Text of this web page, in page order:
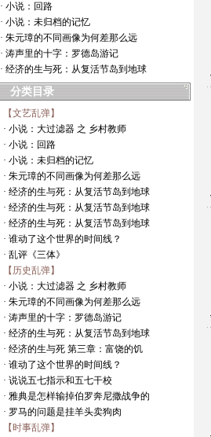
· 小说：回路
· 小说：未归档的记忆
· 朱元璋的不同画像为何差那么远
· 涛声里的十字：罗德岛游记
· 经济的生与死：从复活节岛到地球
分类目录
【文艺乱弹】
· 小说：大过滤器 之 乡村教师
· 小说：回路
· 小说：未归档的记忆
· 朱元璋的不同画像为何差那么远
· 经济的生与死：从复活节岛到地球
· 经济的生与死：从复活节岛到地球
· 经济的生与死：从复活节岛到地球
· 谁动了这个世界的时间线？
· 乱评《三体》
【历史乱弹】
· 小说：大过滤器 之 乡村教师
· 朱元璋的不同画像为何差那么远
· 涛声里的十字：罗德岛游记
· 经济的生与死：从复活节岛到地球
· 经济的生与死 第三章：富饶的饥
· 谁动了这个世界的时间线？
· 说说五七指示和五七干校
· 雅典是怎样输掉伯罗奔尼撒战争的
· 罗马的问题是挂羊头卖狗肉
【时事乱弹】